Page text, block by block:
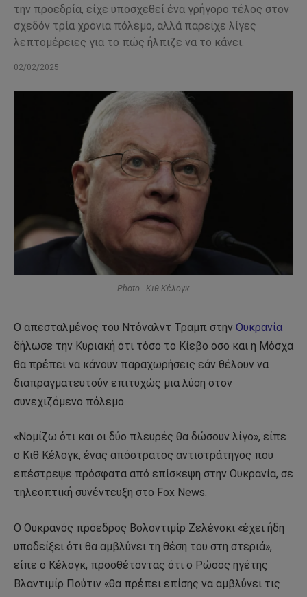
την προεδρία, είχε υποσχεθεί ένα γρήγορο τέλος στον
σχεδόν τρία χρόνια πόλεμο, αλλά παρείχε λίγες
λεπτομέρειες για το πώς ήλπιζε να το κάνει.
02/02/2025
Photo - Κιθ Κέλογκ
Ο απεσταλμένος του Ντόναλντ Τραμπ στην Ουκρανία
δήλωσε την Κυριακή ότι τόσο το Κίεβο όσο και η Μόσχα
θα πρέπει να κάνουν παραχωρήσεις εάν θέλουν να
διαπραγματευτούν επιτυχώς μια λύση στον
συνεχιζόμενο πόλεμο.
«Νομίζω ότι και οι δύο πλευρές θα δώσουν λίγο», είπε
ο Κιθ Κέλογκ, ένας απόστρατος αντιστράτηγος που
επέστρεψε πρόσφατα από επίσκεψη στην Ουκρανία, σε
τηλεοπτική συνέντευξη στο Fox News.
Ο Ουκρανός πρόεδρος Βολοντιμίρ Ζελένσκι «έχει ήδη
υποδείξει ότι θα αμβλύνει τη θέση του στη στεριά»,
είπε ο Κέλογκ, προσθέτοντας ότι ο Ρώσος ηγέτης
Βλαντιμίρ Πούτιν «θα πρέπει επίσης να αμβλύνει τις